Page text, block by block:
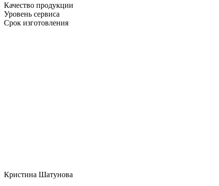
Качество продукции
Уровень сервиса
Срок изготовления
Кристина Шатунова